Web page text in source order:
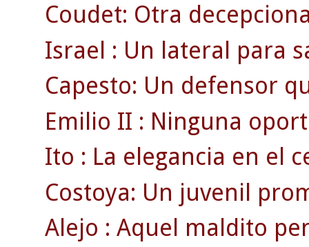
Coudet: Otra
Israel : Un lateral para
Capesto: Un defensor
Emilio II : Ninguna
Ito : La elegancia en el
Costoya: Un juvenil
Alejo : Aquel maldito